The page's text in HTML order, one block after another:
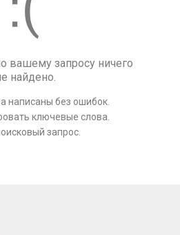
вашему запросу ничего
найдено.
написаны без ошибок.
ключевые слова.
запрос.